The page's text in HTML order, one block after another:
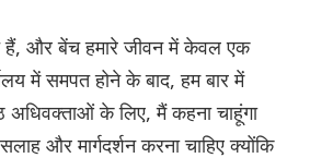
हैं, और बेंच हमारे जीवन में केवल एक
में समपत होने के बाद, हम बार में
अधिवक्ताओं के लिए, मैं कहना चाहूंगा
और मार्गदर्शन करना चाहिए क्योंकि